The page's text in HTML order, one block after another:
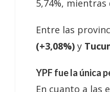
5,74%,
Entre las
(+3,08%) y
YPF fue la única
En cuanto a las